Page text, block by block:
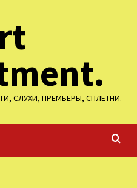
СЛУХИ, ПРЕМЬЕРЫ, СПЛЕТНИ.